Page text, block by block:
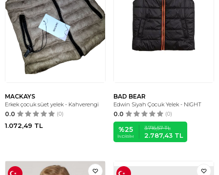
MACKAYS
Erkek çocuk süet yelek - Kahverengi
0.0 (0)
1.072,49 TL
BAD BEAR
Edwin Siyah Çocuk Yelek - NIGHT
0.0 (0)
%25
İNDIRIM
3.716,57TL
2.787,43 TL